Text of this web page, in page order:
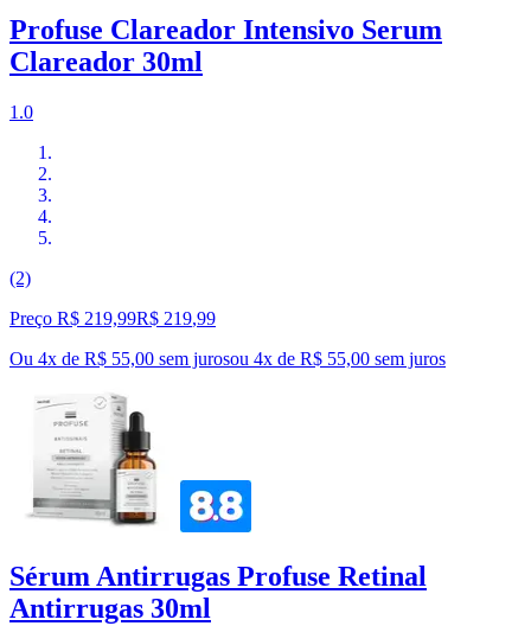
Profuse Clareador Intensivo Serum
Clareador 30ml
1.0
(2)
Preço R$ 219,99R$ 219,99
Ou 4x de R$ 55,00 sem jurosou 4x de R$ 55,00 sem juros
Sérum Antirrugas Profuse Retinal
Antirrugas 30ml